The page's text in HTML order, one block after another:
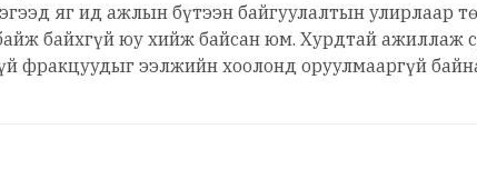
яг ид ажлын бүтээн байгуулалтын улирлаар
байхгүй юу хийж байсан юм. Хурдтай ажиллаж
фракцуудыг ээлжийн хоолонд оруулмааргүй